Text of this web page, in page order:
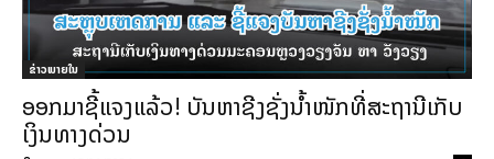
ຂ່າວພາຍ​ໃນ
ອອກມາຊີ້ແຈງແລ້ວ! ບັນຫາຊີງຊັ່ງນຳ້ໜັກທີ່ສະຖານີເກັບ
ເງິນທາງດ່ວນ